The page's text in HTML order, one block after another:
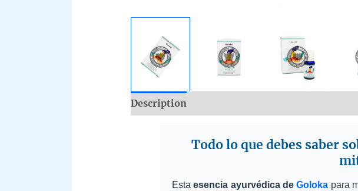
Description
Todo lo que debes saber
Estaesencia ayurvédica deGoloka para